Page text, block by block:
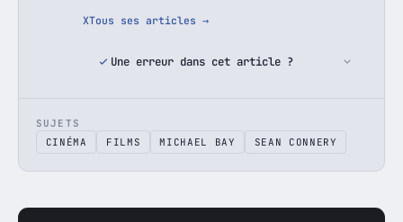
XTous ses articles →
Une erreur dans cet article ?
SUJETS
CINÉMA
FILMS MICHAEL BAY SEAN CONNERY